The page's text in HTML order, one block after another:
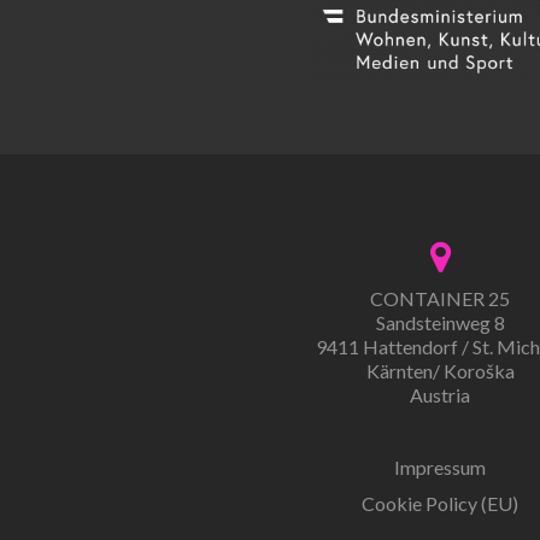
CONTAINER 25
Sandsteinweg 8
9411 Hattendorf / St.
Kärnten/ Koroška
Austria
Impressum
Cookie Policy (EU)